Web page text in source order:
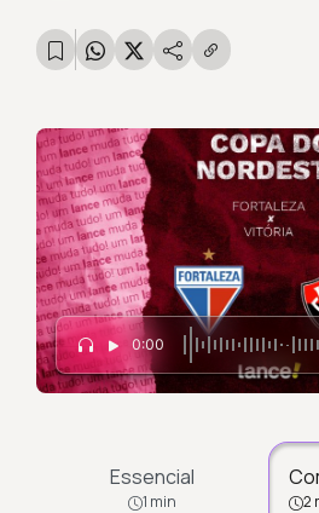
0:00
Essencial
1 min 2